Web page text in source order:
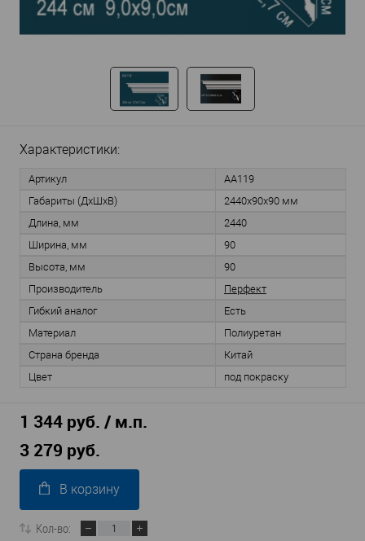
Характеристики:
Артикул
AA119
Габариты (ДхШхВ)
2440х90х90 мм
Длина, мм
2440
Ширина, мм
90
Высота, мм
90
Производитель
Перфект
Гибкий аналог
Есть
Материал
Полиуретан
Страна бренда
Китай
Цвет
под покраску
1 344 руб. / м.п.
3 279 руб.
В корзину
Кол-во: